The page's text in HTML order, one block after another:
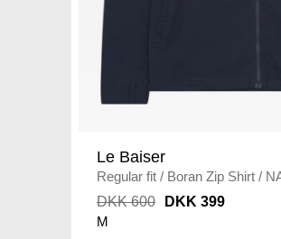
Le Baiser
Regular fit / Boran Zip Shirt /
DKK 600
DKK 399
M